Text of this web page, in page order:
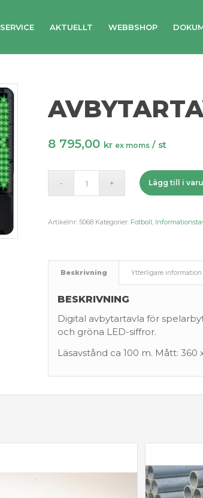
SERVICE AKTUELLT WEBBSHOP
8 795,00 kr ex moms / st
Lägg till i
Artikelnr:5068 Kategorier: Fotboll,
Beskrivning Ytterligare information
BESKRIVNING
Digital avbytartavla för
och gröna LED-siffror.
Läsavstånd ca 100 m. Mått: 360